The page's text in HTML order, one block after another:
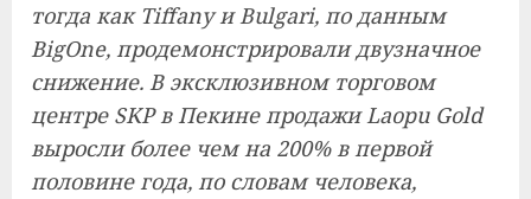
тогда как Tiffany и Bulgari, по данным
BigOne, продемонстрировали двузначное
снижение. В эксклюзивном торговом
центре SKP в Пекине продажи Laopu Gold
выросли более чем на 200% в первой
половине года, по словам человека,